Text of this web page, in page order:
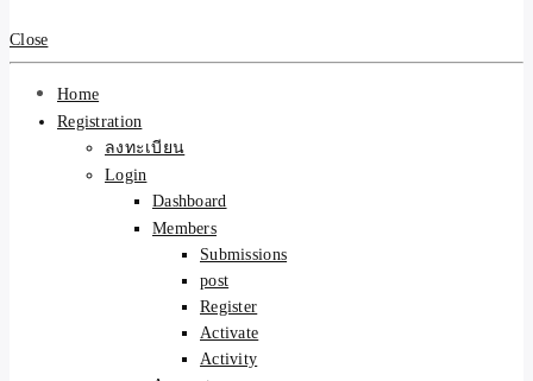
ความคุ้มค่า "ถูกและดีมีอยู่
จริง" (เหมาะกับพ่อค้า
แม่ค้า) บริการโพสต์เว็บ
บอร์ด SEO การันตีงานดี
100% ✨
Close
Home
Registration
ลงทะเบียน
Login
Dashboard
Members
Submissions
post
Register
Activate
Activity